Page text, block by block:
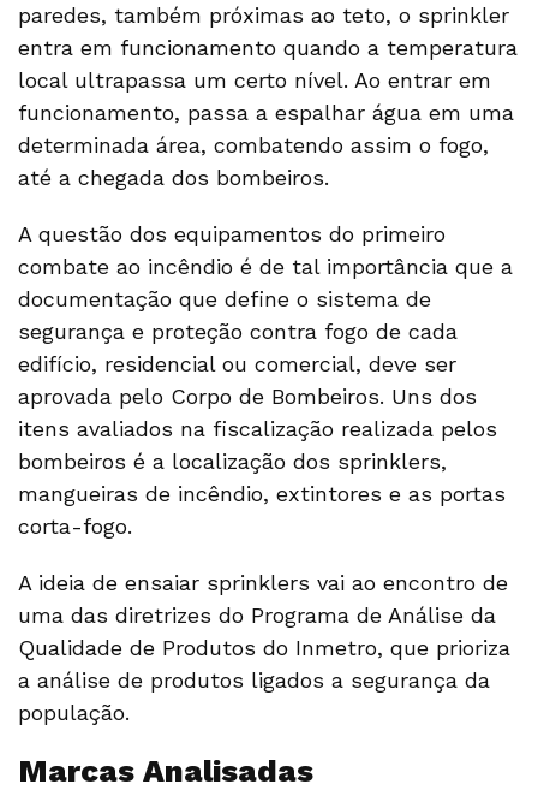
paredes, também próximas ao teto, o sprinkler
entra em funcionamento quando a temperatura
local ultrapassa um certo nível. Ao entrar em
funcionamento, passa a espalhar água em uma
determinada área, combatendo assim o fogo,
até a chegada dos bombeiros.
A questão dos equipamentos do primeiro
combate ao incêndio é de tal importância que a
documentação que define o sistema de
segurança e proteção contra fogo de cada
edifício, residencial ou comercial, deve ser
aprovada pelo Corpo de Bombeiros. Uns dos
itens avaliados na fiscalização realizada pelos
bombeiros é a localização dos sprinklers,
mangueiras de incêndio, extintores e as portas
corta-fogo.
A ideia de ensaiar sprinklers vai ao encontro de
uma das diretrizes do Programa de Análise da
Qualidade de Produtos do Inmetro, que prioriza
a análise de produtos ligados a segurança da
população.
Marcas Analisadas